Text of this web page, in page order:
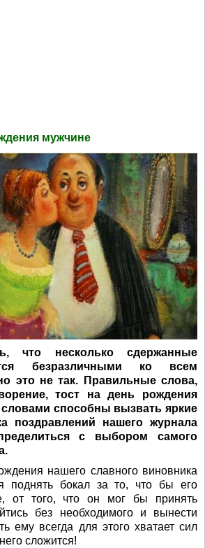
мужчине
что несколько сдержанные
безразличными ко всем
это не так. Правильные слова,
тост на день рождения
способны вызвать яркие
поздравлений нашего журнала
с выбором самого
нашего славного виновника
поднять бокал за то, что бы его
от того, что он мог бы принять
без необходимого и вынести
ему всегда для этого хватает сил
сложится!